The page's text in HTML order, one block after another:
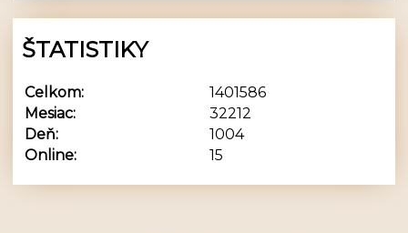
ŠTATISTIKY
Online: 15
Celkom:
1401586
Mesiac:
32212
Deň:
1004